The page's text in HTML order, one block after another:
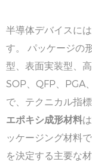
半導体デバイスに
す。 パッケージの
型、表面実装型、
SOP、QFP、PGA
で、テクニカル指
エポキシ成形材料
ッケージング材料
を決定する主要な